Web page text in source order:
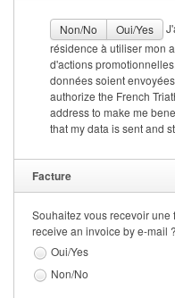
Non/No Oui/Yes
résidence à utiliser mon
d'actions
données soient
authorize the French
address to make me
that my data is sent and
Facture
Souhaitez vous recevoir une
receive an invoice by e-mail ?
Oui/Yes
Non/No